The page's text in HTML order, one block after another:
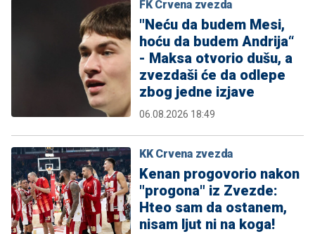
FK Crvena zvezda
"Neću da budem Mesi,
hoću da budem Andrija“
- Maksa otvorio dušu, a
zvezdaši će da odlepe
zbog jedne izjave
06.08.2026 18:49
KK Crvena zvezda
Kenan progovorio nakon
"progona" iz Zvezde:
Hteo sam da ostanem,
nisam ljut ni na koga!